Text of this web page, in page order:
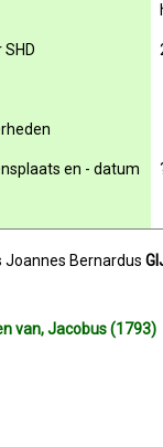
en - datum
Joannes Bernardus
van, Jacobus (1793)